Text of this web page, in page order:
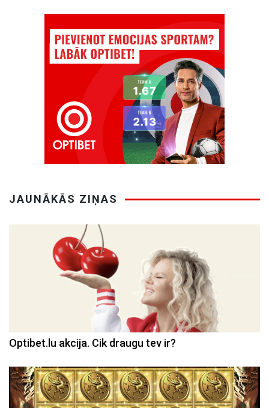
JAUNĀKĀS ZIŅAS
Optibet.lu akcija. Cik draugu tev ir?